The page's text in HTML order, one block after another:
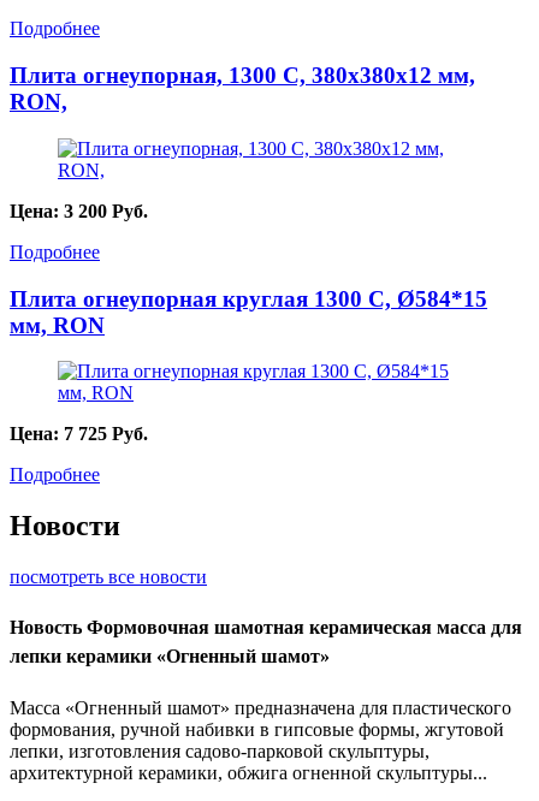
Подробнее
Плита огнеупорная, 1300 С, 380х380х12 мм,
RON,
Цена: 3 200 Руб.
Подробнее
Плита огнеупорная круглая 1300 С, Ø584*15
мм, RON
Цена: 7 725 Руб.
Подробнее
Новости
посмотреть все новости
Новость Формовочная шамотная керамическая масса для
лепки керамики «Огненный шамот»
Масса «Огненный шамот» предназначена для пластического
формования, ручной набивки в гипсовые формы, жгутовой
лепки, изготовления садово-парковой скульптуры,
архитектурной керамики, обжига огненной скульптуры...